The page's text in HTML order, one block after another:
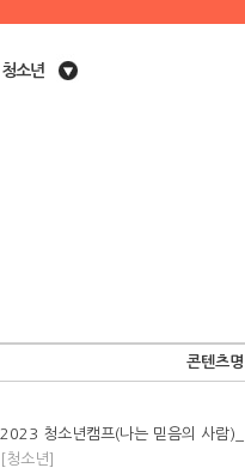
청소년
콘텐츠명
2023 청소년캠프(나는 믿음의 사람
[청소년]